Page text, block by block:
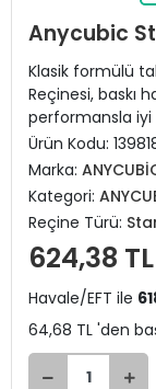
Anycubic
Klasik formülü
Reçinesi, baskı
performansla
Ürün Kodu:
Marka:
Kategori:
Reçine Türü:
624,38 TL
Havale/EFT ile
64,68 TL 'den